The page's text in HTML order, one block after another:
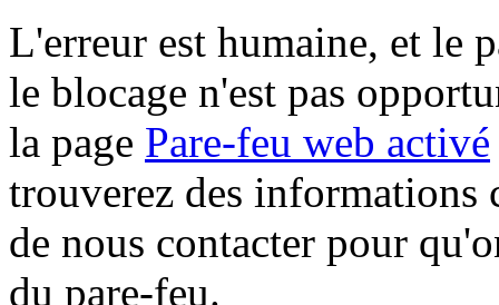
L'erreur est humaine, et le
le blocage n'est pas
la page Pare-feu web activé
trouverez des informations
de nous contacter pour
du pare-feu.